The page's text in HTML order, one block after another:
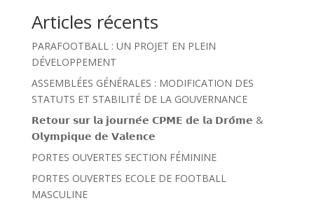
Articles récents
PARAFOOTBALL : UN PROJET EN PLEIN
DÉVELOPPEMENT
ASSEMBLÉES GÉNÉRALES : MODIFICATION DES
STATUTS ET STABILITÉ DE LA GOUVERNANCE
𝗥𝗲𝘁𝗼𝘂𝗿 𝘀𝘂𝗿 𝗹𝗮 𝗷𝗼𝘂𝗿𝗻𝗲́𝗲 𝗖𝗣𝗠𝗘 𝗱𝗲 𝗹𝗮 𝗗𝗿𝗼̂𝗺𝗲 &
𝗢𝗹𝘆𝗺𝗽𝗶𝗾𝘂𝗲 𝗱𝗲 𝗩𝗮𝗹𝗲𝗻𝗰𝗲
PORTES OUVERTES SECTION FÉMININE
PORTES OUVERTES ECOLE DE FOOTBALL
MASCULINE